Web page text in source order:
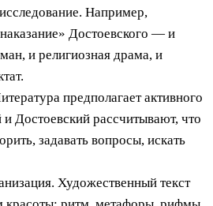
Например,
Достоевского — и
и религиозная драма, и
предполагает активного
и Достоевский рассчитывают, что
задавать вопросы, искать
Художественный текст